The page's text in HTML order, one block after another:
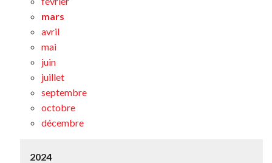
mars
avril
mai
juin
juillet
septembre
octobre
décembre
2024